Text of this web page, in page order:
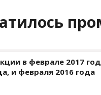
в феврале 2017
и февраля 2016 года